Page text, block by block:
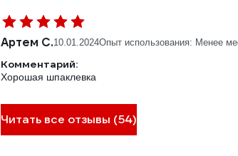
Артем С.10.01.2024Опыт использования: Менее
Комментарий:
Хорошая шпаклевка
Читать все отзывы (54)